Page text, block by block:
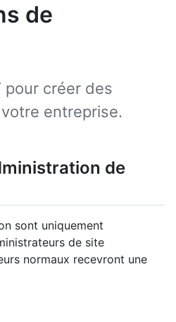
de
pour créer des
entreprise.
de
sont uniquement
de site
normaux recevront une